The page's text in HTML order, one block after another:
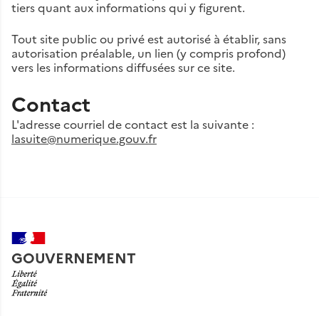
tiers quant aux informations qui y figurent.
Tout site public ou privé est autorisé à établir, sans
autorisation préalable, un lien (y compris profond)
vers les informations diffusées sur ce site.
Contact
L'adresse courriel de contact est la suivante :
lasuite@numerique.gouv.fr
GOUVERNEMENT